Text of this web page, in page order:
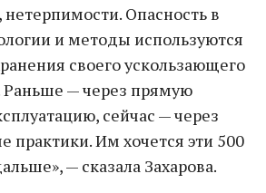
Опасность в
и методы используются
своего ускользающего
— через прямую
сейчас — через
практики. Им хочется эти 500
— сказала Захарова.